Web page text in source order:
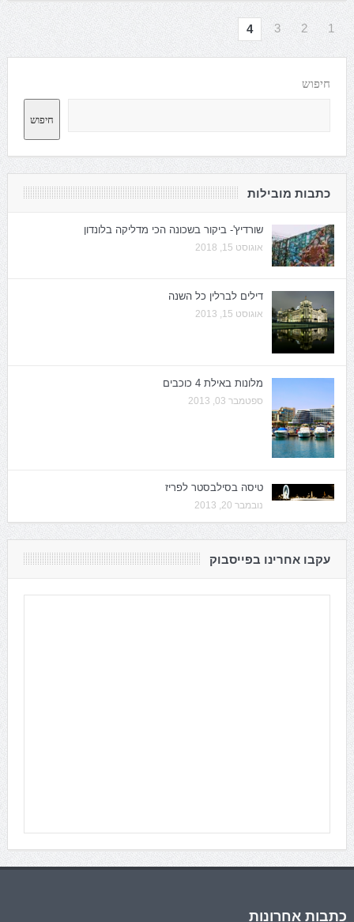
1
2
3
4
חיפוש
חיפוש
כתבות מובילות
שורדיץ'- ביקור בשכונה הכי מדליקה בלונדון
אוגוסט 15, 2018
דילים לברלין כל השנה
אוגוסט 15, 2013
מלונות באילת 4 כוכבים
ספטמבר 03, 2013
טיסה בסילבסטר לפריז
נובמבר 20, 2013
עקבו אחרינו בפייסבוק
כתבות אחרונות